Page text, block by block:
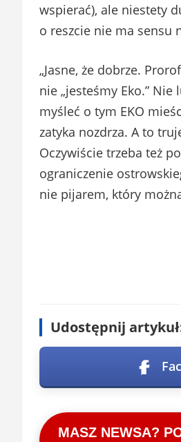
wspierać), ale niestety
o reszcie nie ma sensu
„Jasne, że dobrze.
nie „jesteśmy Eko.”
myśleć o tym EKO
zatyka nozdrza. A to
Oczywiście trzeba też
ograniczenie
nie pijarem, który
Udostępnij
MASZ NEWSA?